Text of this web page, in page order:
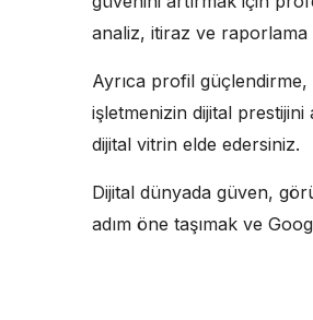
analiz, itiraz ve raporlama
Ayrıca profil
işletmenizin dijital prestijini
dijital vitrin elde edersiniz.
Dijital dünyada güven,
adım öne taşımak ve